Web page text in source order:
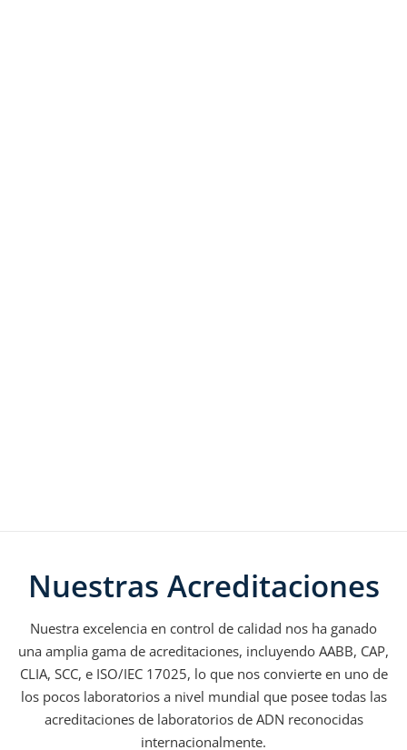
Nuestras Acreditaciones
Nuestra excelencia en control de calidad nos ha ganado
una amplia gama de acreditaciones, incluyendo AABB, CAP,
CLIA, SCC, e ISO/IEC 17025, lo que nos convierte en uno de
los pocos laboratorios a nivel mundial que posee todas las
acreditaciones de laboratorios de ADN reconocidas
internacionalmente.